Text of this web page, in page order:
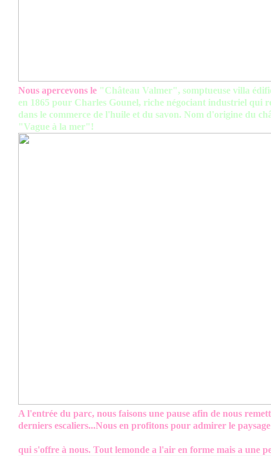
Nous apercevons le "Château Valmer", somptueuse villa
en 1865 pour Charles Gounel, riche négociant industriel qui
dans le commerce de l'huile et du savon. Nom d'origine du
"Vague à la mer"!
A l'entrée du parc, nous faisons une pause afin de nous
derniers escaliers...Nous en profitons pour admirer le
qui s'offre à nous. Tout lemonde a l'air en forme mais a une